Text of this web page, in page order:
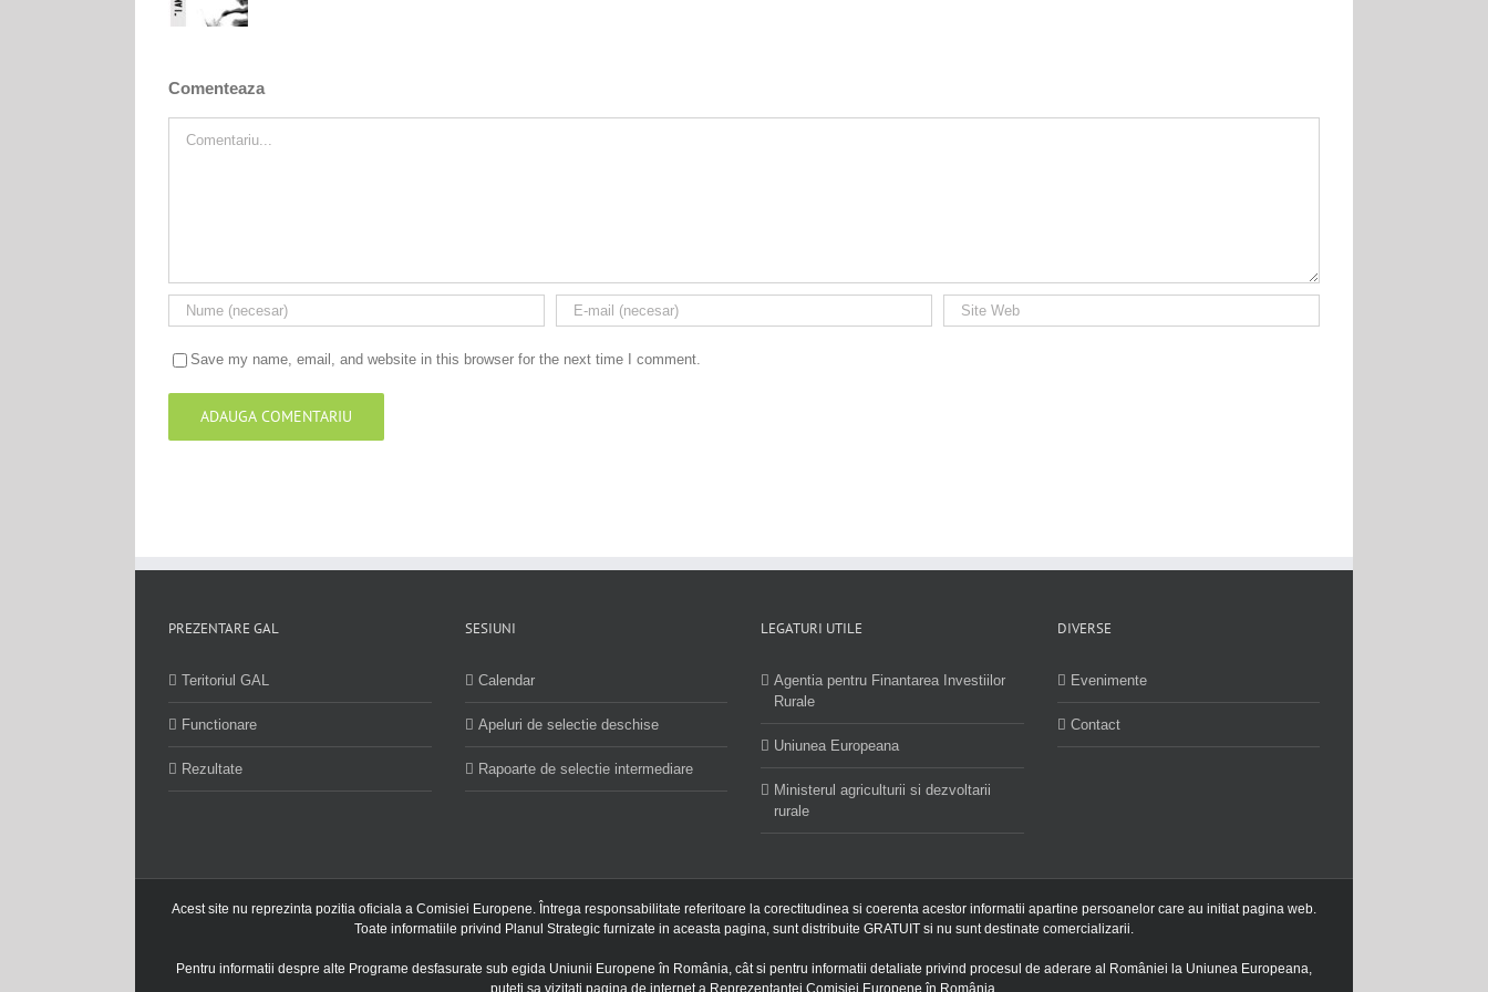
Comenteaza
Save my name, email, and website in this browser for the next time I comment.
PREZENTARE GAL
Teritoriul GAL
Functionare
Rezultate
SESIUNI
Calendar
Apeluri de selectie deschise
Rapoarte de selectie intermediare
LEGATURI UTILE
Agentia pentru Finantarea Investiilor
Rurale
Uniunea Europeana
Ministerul agriculturii si dezvoltarii
rurale
DIVERSE
Evenimente
Contact
Acest site nu reprezinta pozitia oficiala a Comisiei Europene. Întrega responsabilitate referitoare la corectitudinea si coerenta acestor informatii apartine persoanelor care au initiat pagina web.
Toate informatiile privind Planul Strategic furnizate in aceasta pagina, sunt distribuite GRATUIT si nu sunt destinate comercializarii.
Pentru informatii despre alte Programe desfasurate sub egida Uniunii Europene în România, cât si pentru informatii detaliate privind procesul de aderare al României la Uniunea Europeana,